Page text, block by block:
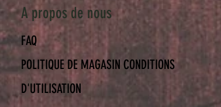
A propos de nous
FAQ
POLITIQUE DE MAGASIN CONDITIONS
D'UTILISATION